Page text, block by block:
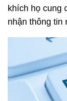
khích họ cung
nhận thông tin